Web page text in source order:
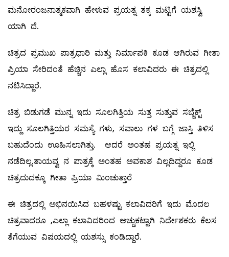
ಮನೋರಂಜನಾತ್ಮಕವಾಗಿ ಹೇಳುವ ಪ್ರಯತ್ನ ತಕ್ಕ ಮಟ್ಟಿಗೆ ಯಶಸ್ವಿ
ಯಾಗಿ ದೆ.
ಚಿತ್ರದ ಪ್ರಮುಖ ಪಾತ್ರಧಾರಿ ಮತ್ತು ನಿರ್ಮಾಪಕಿ ಕೂಡ ಆಗಿರುವ ಗೀತಾ
ಪ್ರಿಯಾ ಸೇರಿದಂತೆ ಹೆಚ್ಚಿನ ಎಲ್ಲಾ ಹೊಸ ಕಲಾವಿದರು ಈ ಚಿತ್ರದಲ್ಲಿ
ನಟಿಸಿದ್ದಾರೆ.
ಚಿತ್ರ ಬಿಡುಗಡೆ ಮುನ್ನ ಇದು ಸೂಲಗಿತ್ತಿಯ ಸುತ್ತ ಸುತ್ತುವ ಸಬ್ಜೆಕ್ಟ್
ಇದ್ದು ಸೂಲಗಿತ್ತಿಯರ ಸಮಸ್ಯೆ ಗಳು, ಸವಾಲು ಗಳ ಬಗ್ಗೆ ಜಾಸ್ತಿ ತಿಳಿಸ
ಬಹುದೆಂದು ಊಹಿಸಲಾಗಿತ್ತು. ಆದರೆ ಅಂತಹ ಪ್ರಯತ್ನ ಇಲ್ಲಿ
ನಡೆದಿಲ್ಲ.ತಾಯವ್ವ ನ ಪಾತ್ರಕ್ಕೆ ಅಂತಹ ಅವಕಾಶ ವಿಲ್ಲದಿದ್ದರೂ ಕೂಡ
ಚಿತ್ರದುದಕ್ಕೂ ಗೀತಾ ಪ್ರಿಯಾ ಮಿಂಚುತ್ತಾರೆ
ಈ ಚಿತ್ರದಲ್ಲಿ ಅಭಿನಯಿಸಿದ ಬಹಳಷ್ಟು ಕಲಾವಿದರಿಗೆ ಇದು ಮೊದಲ
ಚಿತ್ರವಾದರೂ ,ಎಲ್ಲಾ ಕಲಾವಿದರಿಂದ ಅಚ್ಚುಕಟ್ಟಾಗಿ ನಿರ್ದೇಶಕರು ಕೆಲಸ
ತೆಗೆಯುವ ವಿಷಯದಲ್ಲಿ ಯಶಸ್ಸು ಕಂಡಿದ್ದಾರೆ.